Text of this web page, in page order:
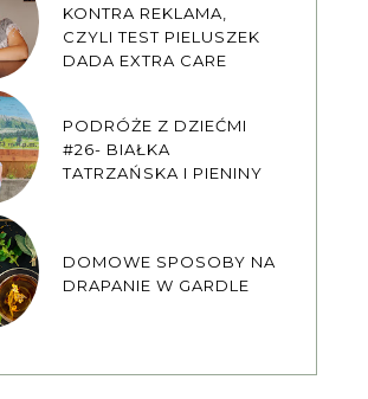
KONTRA REKLAMA,
CZYLI TEST PIELUSZEK
DADA EXTRA CARE
PODRÓŻE Z DZIEĆMI
#26- BIAŁKA
TATRZAŃSKA I PIENINY
DOMOWE SPOSOBY NA
DRAPANIE W GARDLE